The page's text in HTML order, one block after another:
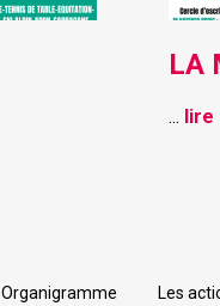
LA
... lire
Organigramme Les